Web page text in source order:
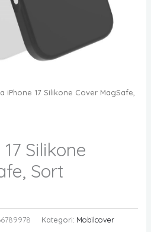
iPhone 17 Silikone Cover MagSafe,
Silikone
Sort
Kategori: Mobilcover